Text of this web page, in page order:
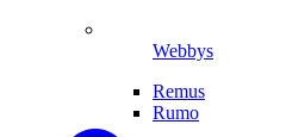
Webbys
Remus
Rumo